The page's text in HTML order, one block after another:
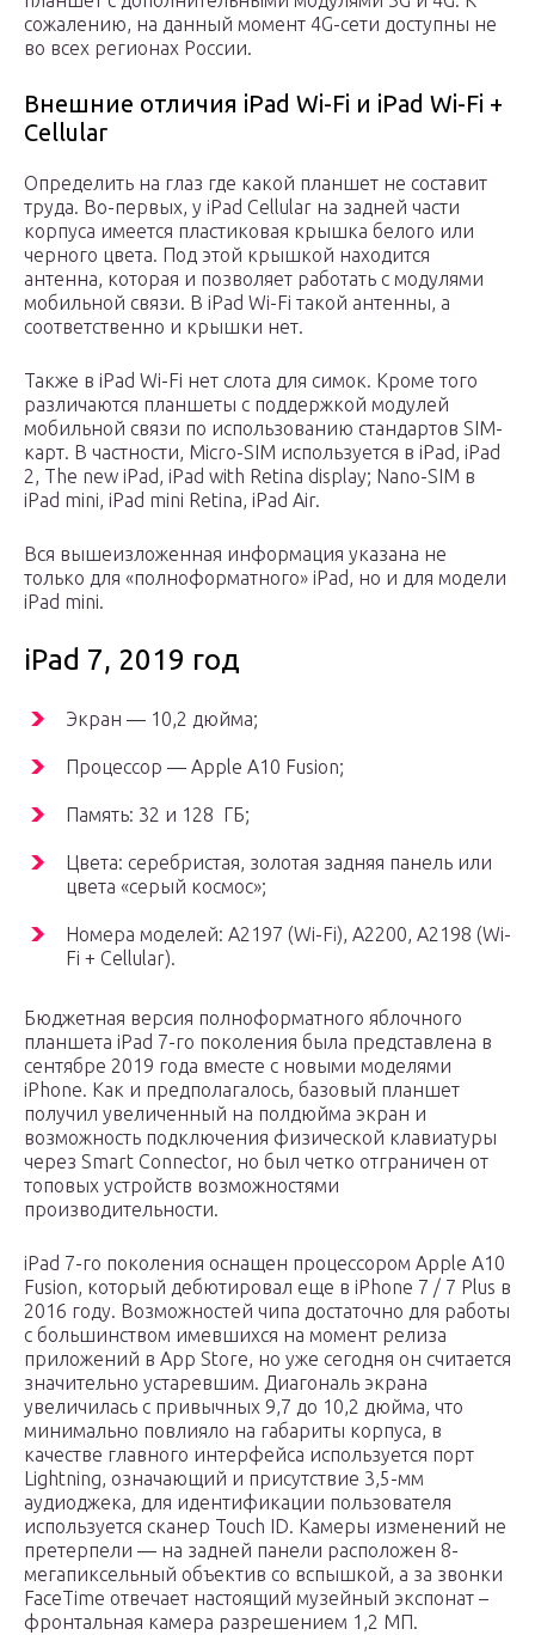
сожалению, на данный момент 4G-сети доступны не
во всех регионах России.
Внешние отличия iPad Wi-Fi и iPad Wi-Fi +
Cellular
Определить на глаз где какой планшет не составит
труда. Во-первых, у iPad Cellular на задней части
корпуса имеется пластиковая крышка белого или
черного цвета. Под этой крышкой находится
антенна, которая и позволяет работать с модулями
мобильной связи. В iPad Wi-Fi такой антенны, а
соответственно и крышки нет.
Также в iPad Wi-Fi нет слота для симок. Кроме того
различаются планшеты с поддержкой модулей
мобильной связи по использованию стандартов SIM-
карт. В частности, Micro-SIM используется в iPad, iPad
2, The new iPad, iPad with Retina display; Nano-SIM в
iPad mini, iPad mini Retina, iPad Air.
Вся вышеизложенная информация указана не
только для «полноформатного» iPad, но и для модели
iPad mini.
iPad 7, 2019 год
Экран — 10,2 дюйма;
Процессор — Apple A10 Fusion;
Память: 32 и 128 ГБ;
Цвета: серебристая, золотая задняя панель или
цвета «серый космос»;
Номера моделей: A2197 (Wi-Fi), A2200, A2198 (Wi-
Fi + Cellular).
Бюджетная версия полноформатного яблочного
планшета iPad 7-го поколения была представлена в
сентябре 2019 года вместе с новыми моделями
iPhone. Как и предполагалось, базовый планшет
получил увеличенный на полдюйма экран и
возможность подключения физической клавиатуры
через Smart Connector, но был четко отграничен от
топовых устройств возможностями
производительности.
iPad 7-го поколения оснащен процессором Apple A10
Fusion, который дебютировал еще в iPhone 7 / 7 Plus в
2016 году. Возможностей чипа достаточно для работы
с большинством имевшихся на момент релиза
приложений в App Store, но уже сегодня он считается
значительно устаревшим. Диагональ экрана
увеличилась с привычных 9,7 до 10,2 дюйма, что
минимально повлияло на габариты корпуса, в
качестве главного интерфейса используется порт
Lightning, означающий и присутствие 3,5-мм
аудиоджека, для идентификации пользователя
используется сканер Touch ID. Камеры изменений не
претерпели — на задней панели расположен 8-
мегапиксельный объектив со вспышкой, а за звонки
FaceTime отвечает настоящий музейный экспонат –
фронтальная камера разрешением 1,2 МП.